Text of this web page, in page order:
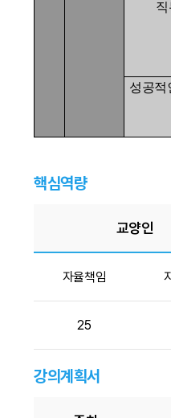
직
성공적
핵심역량
교양인
자율책임
25
강의계획서